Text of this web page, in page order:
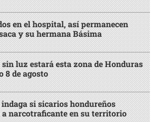
en el hospital, así permanecen
y su hermana Básima
luz estará esta zona de Honduras
8 de agosto
si sicarios hondureños
a narcotraficante en su territorio